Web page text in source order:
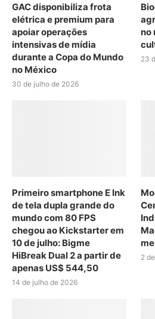
GAC disponibiliza frota
elétrica e premium para
apoiar operações
intensivas de mídia
durante a Copa do Mundo
no México
30 de julho de 2026
no
23
Primeiro smartphone E Ink
de tela dupla grande do
mundo com 80 FPS
chegou ao Kickstarter em
10 de julho: Bigme
HiBreak Dual 2 a partir de
apenas US$ 544,50
14 de julho de 2026
2